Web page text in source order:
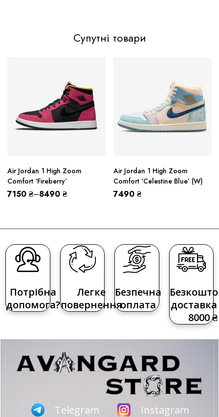
Супутні товари
Air Jordan 1 High Zoom
Comfort ‘Fireberry’
7150 ₴–8490 ₴
Air Jordan 1 High Zoom
Comfort ‘Celestine Blue’ (W)
7490 ₴
Потрібна
допомога?
Легке
повернення
Безпечна
оплата
доставка
8000 ₴
Telegram Instagram